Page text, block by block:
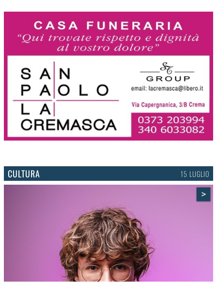
CULTURA 15 LUGLIO
>